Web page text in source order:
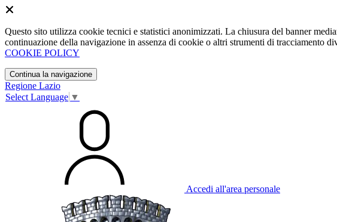
Questo sito utilizza cookie tecnici e statistici anonimizzati. La chiusura del banner
continuazione della navigazione in assenza di cookie o altri strumenti di tracciamento
COOKIE POLICY
Continua la navigazione
Regione Lazio
Select Language ▼
Accedi all'area personale